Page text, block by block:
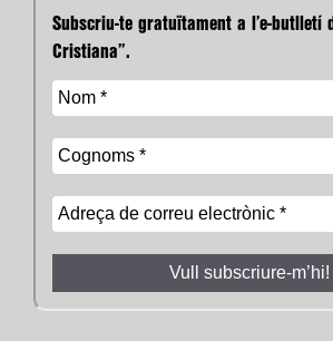
Subscriu-te gratuïtament a l’e-butlletí
Cristiana”.